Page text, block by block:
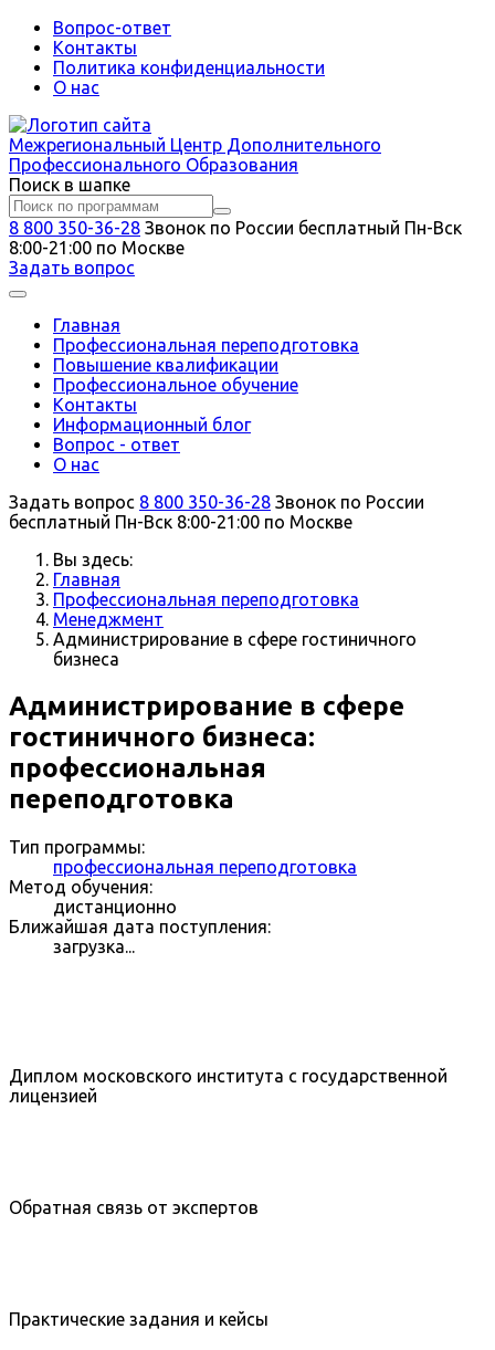
Вопрос-ответ
Контакты
Политика конфиденциальности
О нас
Межрегиональный Центр Дополнительного
Профессионального Образования
Поиск в шапке
8 800 350-36-28 Звонок по России бесплатный Пн-Вск
8:00-21:00 по Москве
Задать вопрос
Главная
Профессиональная переподготовка
Повышение квалификации
Профессиональное обучение
Контакты
Информационный блог
Вопрос - ответ
О нас
Задать вопрос 8 800 350-36-28 Звонок по России
бесплатный Пн-Вск 8:00-21:00 по Москве
Вы здесь:
Главная
Профессиональная переподготовка
Менеджмент
Администрирование в сфере гостиничного
бизнеса
Администрирование в сфере
гостиничного бизнеса:
профессиональная
переподготовка
Тип программы:
профессиональная переподготовка
Метод обучения:
дистанционно
Ближайшая дата поступления:
загрузка...
Диплом московского института с государственной
лицензией
Обратная связь от экспертов
Практические задания и кейсы